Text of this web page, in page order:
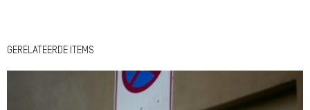
GERELATEERDE ITEMS